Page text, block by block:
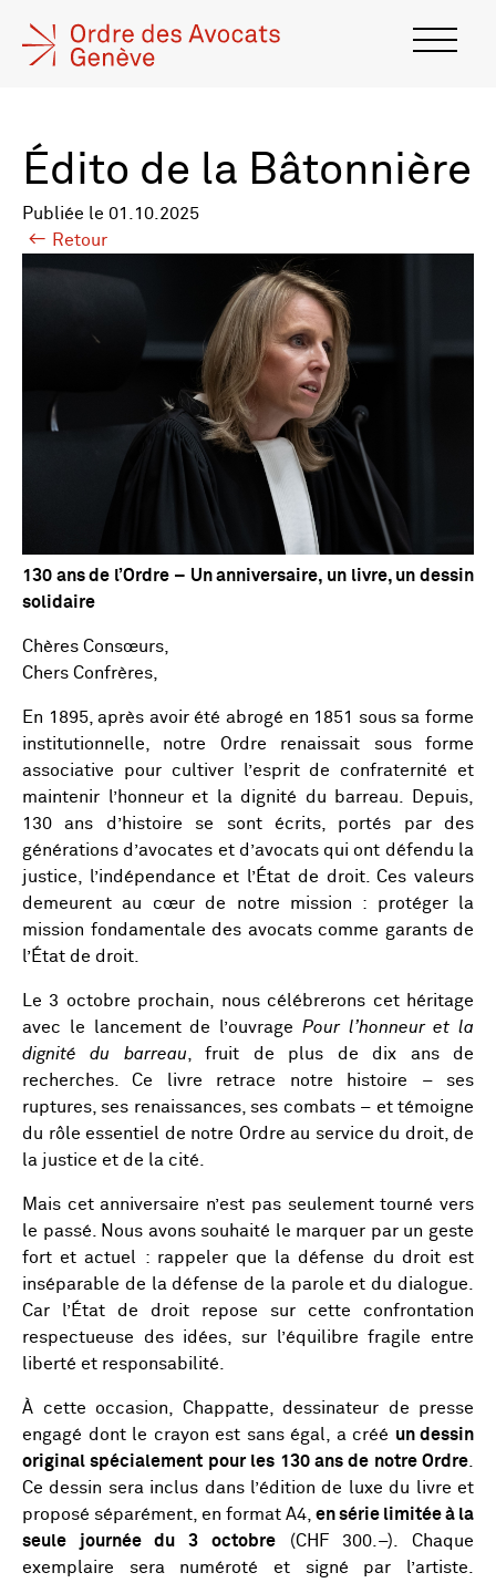
Édito de la Bâtonnière
Publiée le 01.10.2025
Retour
130 ans de l’Ordre – Un anniversaire, un livre, un dessin
solidaire
Chères Consœurs,
Chers Confrères,
En 1895, après avoir été abrogé en 1851 sous sa forme
institutionnelle, notre Ordre renaissait sous forme
associative pour cultiver l’esprit de confraternité et
maintenir l’honneur et la dignité du barreau. Depuis,
130 ans d’histoire se sont écrits, portés par des
générations d’avocates et d’avocats qui ont défendu la
justice, l’indépendance et l’État de droit. Ces valeurs
demeurent au cœur de notre mission : protéger la
mission fondamentale des avocats comme garants de
l’État de droit.
Le 3 octobre prochain, nous célébrerons cet héritage
avec le lancement de l’ouvrage Pour l’honneur et la
dignité du barreau , fruit de plus de dix ans de
recherches. Ce livre retrace notre histoire – ses
ruptures, ses renaissances, ses combats – et témoigne
du rôle essentiel de notre Ordre au service du droit, de
la justice et de la cité.
Mais cet anniversaire n’est pas seulement tourné vers
le passé. Nous avons souhaité le marquer par un geste
fort et actuel : rappeler que la défense du droit est
inséparable de la défense de la parole et du dialogue.
Car l’État de droit repose sur cette confrontation
respectueuse des idées, sur l’équilibre fragile entre
liberté et responsabilité.
À cette occasion, Chappatte, dessinateur de presse
engagé dont le crayon est sans égal, a créé un dessin
original spécialement pour les 130 ans de notre Ordre
Ce dessin sera inclus dans l’édition de luxe du livre et
proposé séparément, en format A4, en série limitée à la
seule journée du 3 octobre(CHF 300.–). Chaque
exemplaire sera numéroté et signé par l’artiste.